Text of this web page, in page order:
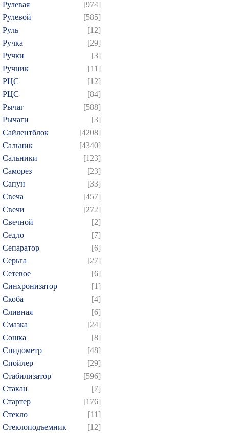
Рулевая
[974]
Рулевой
[585]
Руль
[12]
Ручка
[29]
Ручки
[3]
Ручник
[11]
РЦC
[12]
РЦС
[84]
Рычаг
[588]
Рычаги
[3]
Сайлентблок
[4208]
Сальник
[4340]
Сальники
[123]
Саморез
[23]
Сапун
[33]
Свеча
[457]
Свечи
[272]
Свечной
[2]
Седло
[7]
Сепаратор
[6]
Серьга
[27]
Сетевое
[6]
Синхронизатор
[1]
Скоба
[4]
Сливная
[6]
Смазка
[24]
Сошка
[8]
Спидометр
[48]
Спойлер
[29]
Стабилизатор
[596]
Стакан
[7]
Стартер
[176]
Стекло
[11]
Стеклоподъемник
[12]